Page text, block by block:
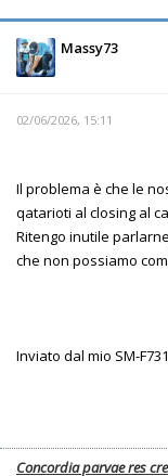
Massy73
02/06/2026, 15:11
Il problema è che le
qatarioti al closing al
Ritengo inutile
che non possiamo
Inviato dal mio SM-
Concordia parvae res